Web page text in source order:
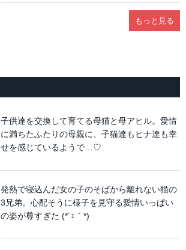
もっと見る
子供達を交換して育てる母猫と母アヒル。愛情
に満ちたふたりの母親に、子猫達もヒナ達も幸
せを感じているようで…♡
発熱で寝込んだ女の子のそばから離れない猫の
3兄弟。心配そうに様子を見守る愛情いっぱい
の姿が尊すぎた (*´ｪ｀*)